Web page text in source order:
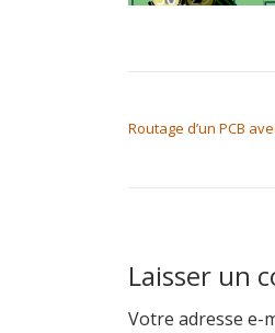
Routage d’un PCB
Laisser un
Votre adresse e-